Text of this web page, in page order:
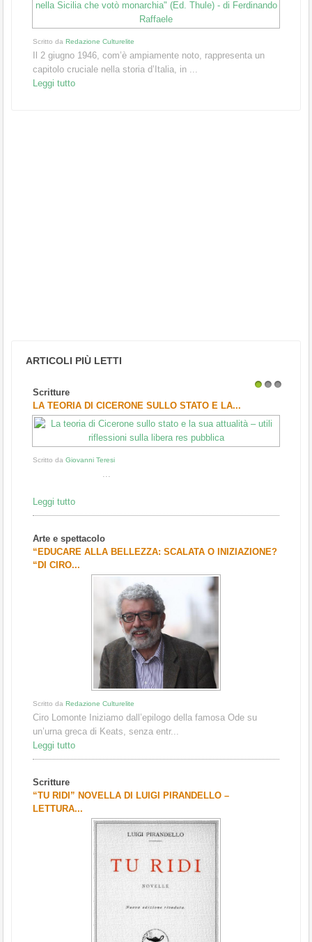
Scritto da Redazione Culturelite
Il 2 giugno 1946, com’è ampiamente noto, rappresenta un
capitolo cruciale nella storia d’Italia, in ...
Leggi tutto
ARTICOLI PIÙ LETTI
Scritture
LA TEORIA DI CICERONE SULLO STATO E LA...
Scritto da Giovanni Teresi
...
Leggi tutto
Arte e spettacolo
“EDUCARE ALLA BELLEZZA: SCALATA O INIZIAZIONE?
“DI CIRO...
Scritto da Redazione Culturelite
Ciro Lomonte Iniziamo dall’epilogo della famosa Ode su
un’urna greca di Keats, senza entr...
Leggi tutto
Scritture
“TU RIDI” NOVELLA DI LUIGI PIRANDELLO –
LETTURA...